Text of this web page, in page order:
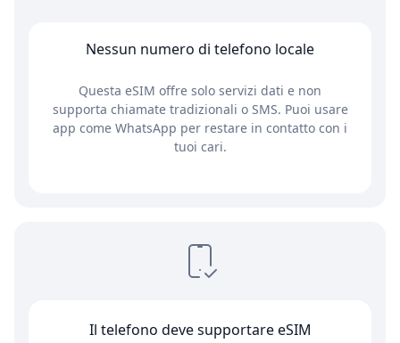
Nessun numero di telefono locale
Questa eSIM offre solo servizi dati e non
supporta chiamate tradizionali o SMS. Puoi usare
app come WhatsApp per restare in contatto con i
tuoi cari.
Il telefono deve supportare eSIM